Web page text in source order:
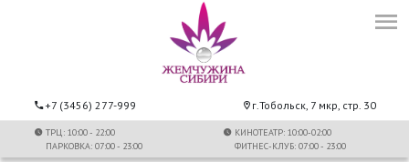
+7 (3456) 277-999 г.Тобольск, 7 мкр, стр. 30
ТРЦ: 10:00 - 22:00
ПАРКОВКА: 07:00 - 23:00
КИНОТЕАТР: 10:00-02:00
ФИТНЕС-КЛУБ: 07:00 - 23:00